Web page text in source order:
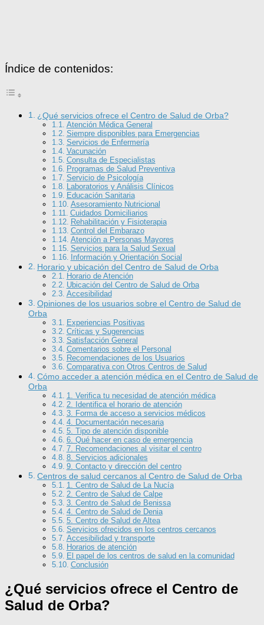
Índice de contenidos:
¿Qué servicios ofrece el Centro de Salud de Orba?
Atención Médica General
Siempre disponibles para Emergencias
Servicios de Enfermería
Vacunación
Consulta de Especialistas
Programas de Salud Preventiva
Servicio de Psicología
Laboratorios y Análisis Clínicos
Educación Sanitaria
Asesoramiento Nutricional
Cuidados Domiciliarios
Rehabilitación y Fisioterapia
Control del Embarazo
Atención a Personas Mayores
Servicios para la Salud Sexual
Información y Orientación Social
Horario y ubicación del Centro de Salud de Orba
Horario de Atención
Ubicación del Centro de Salud de Orba
Accesibilidad
Opiniones de los usuarios sobre el Centro de Salud de
Orba
Experiencias Positivas
Críticas y Sugerencias
Satisfacción General
Comentarios sobre el Personal
Recomendaciones de los Usuarios
Comparativa con Otros Centros de Salud
Cómo acceder a atención médica en el Centro de Salud de
Orba
1. Verifica tu necesidad de atención médica
2. Identifica el horario de atención
3. Forma de acceso a servicios médicos
4. Documentación necesaria
5. Tipo de atención disponible
6. Qué hacer en caso de emergencia
7. Recomendaciones al visitar el centro
8. Servicios adicionales
9. Contacto y dirección del centro
Centros de salud cercanos al Centro de Salud de Orba
1. Centro de Salud de La Nucía
2. Centro de Salud de Calpe
3. Centro de Salud de Benissa
4. Centro de Salud de Denia
5. Centro de Salud de Altea
Servicios ofrecidos en los centros cercanos
Accesibilidad y transporte
Horarios de atención
El papel de los centros de salud en la comunidad
Conclusión
¿Qué servicios ofrece el Centro de
Salud de Orba?